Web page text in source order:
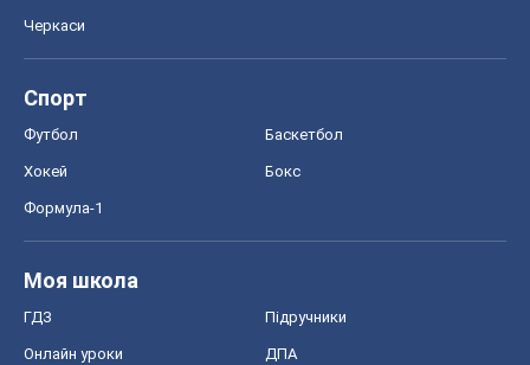
Черкаси
Спорт
Футбол Баскетбол
Хокей Бокс
Формула-1
Моя школа
ГДЗ Підручники
Онлайн уроки ДПА